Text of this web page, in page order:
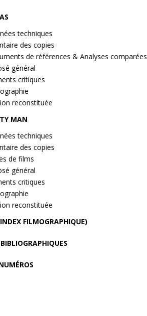
techniques
des copies
de références & Analyses comparées
général
critiques
reconstituée
MAN
techniques
des copies
de films
général
critiques
reconstituée
FILMOGRAPHIQUE)
BIBLIOGRAPHIQUES